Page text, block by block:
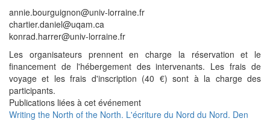
annie.bourguignon@univ-lorraine.fr
chartier.daniel@uqam.ca
konrad.harrer@univ-lorraine.fr
Les organisateurs prennent en charge la réservation et le
financement de l'hébergement des intervenants. Les frais de
voyage et les frais d'inscription (40 €) sont à la charge des
participants.
Publications liées à cet événement
Writing the North of the North. L'écriture du Nord du Nord. Den